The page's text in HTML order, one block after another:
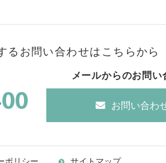
る お問い合わせはこちらから
メールからのお問い
お問い合わ